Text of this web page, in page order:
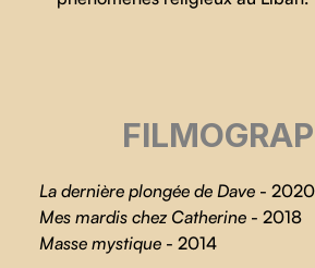
La dernière plongée de Dave - 2020
Mes mardis chez Catherine - 2018
Masse mystique - 2014